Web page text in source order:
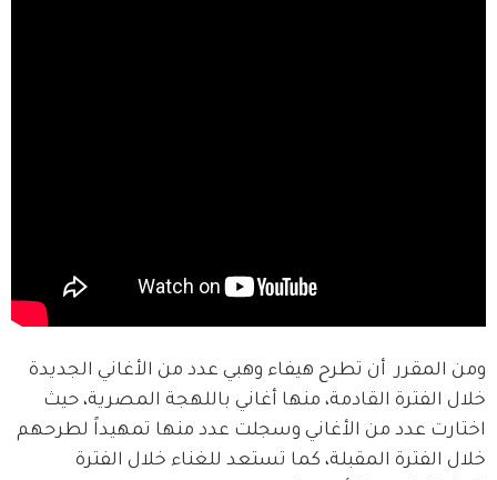
ومن المقرر  أن تطرح هيفاء وهبي عدد من الأغاني الجديدة
خلال الفترة القادمة، منها أغاني باللهجة المصرية، حيث
اختارت عدد من الأغاني وسجلت عدد منها تمهيداً لطرحهم
خلال الفترة المقبلة، كما تستعد للغناء خلال الفترة